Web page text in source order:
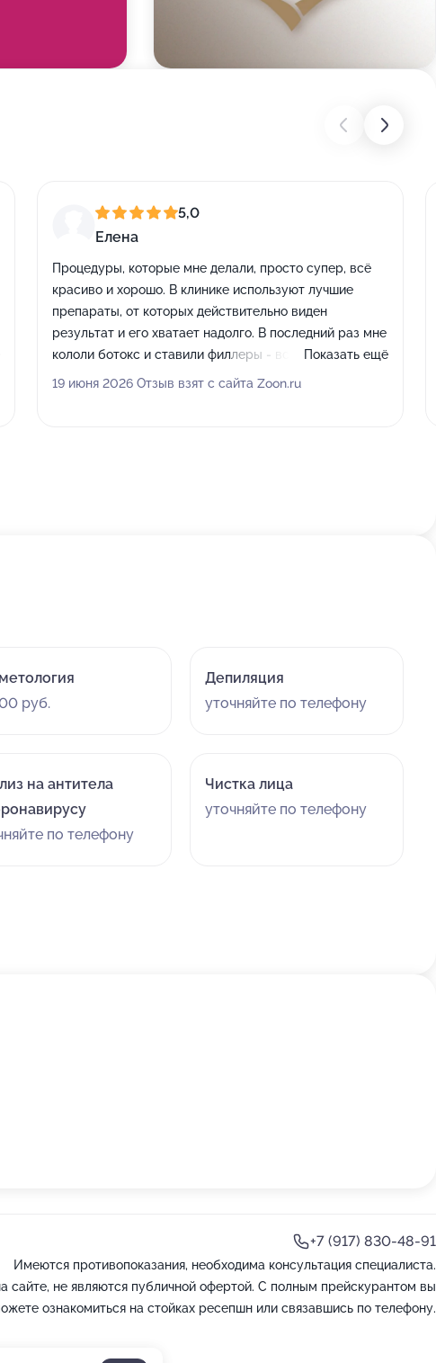
5,0
Елена
Процедуры, которые мне делали, просто супер, всё
красиво и хорошо. В клинике используют лучшие
препараты, от которых действительно виден
результат и его хватает надолго. В последний раз мне
кололи ботокс и ставили филлеры - всё прошло
идеально, без каких-либо синячков. В итоге я получила
Показать ещё
19 июня 2026 Отзыв взят с сайта Zoon.ru
руб.
Депиляция
уточняйте по телефону
на антитела
по телефону
Чистка лица
уточняйте по телефону
+7 (917) 830-48-91
Имеются противопоказания, необходима консультация специалиста.
сайте, не являются публичной офертой. С полным прейскурантом вы
ознакомиться на стойках ресепшн или связавшись по телефону.